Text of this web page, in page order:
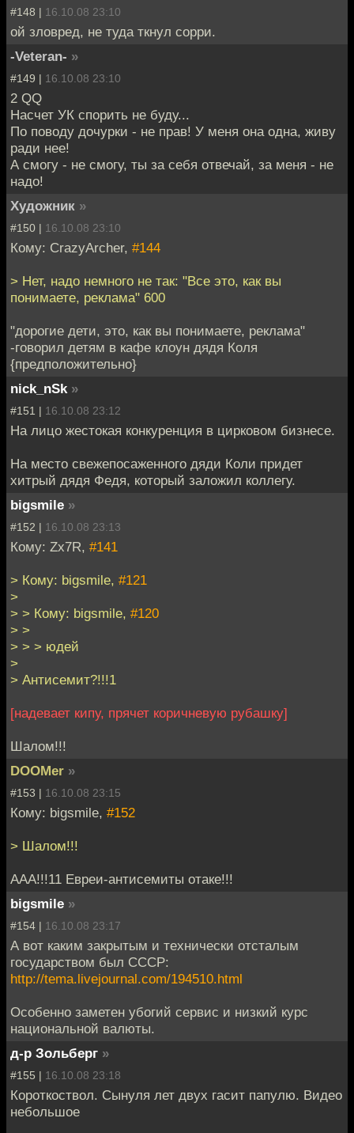
#148 | 16.10.08 23:10
ой зловред, не туда ткнул сорри.
-Veteran- »
#149 | 16.10.08 23:10
2 QQ
Насчет УК спорить не буду...
По поводу дочурки - не прав! У меня она одна, живу
ради нее!
А смогу - не смогу, ты за себя отвечай, за меня - не
надо!
Художник »
#150 | 16.10.08 23:10
Кому: CrazyArcher, #144
> Нет, надо немного не так: "Все это, как вы
понимаете, реклама" 600
"дорогие дети, это, как вы понимаете, реклама"
-говорил детям в кафе клоун дядя Коля
{предположительно}
nick_nSk »
#151 | 16.10.08 23:12
На лицо жестокая конкуренция в цирковом бизнесе.
На место свежепосаженного дяди Коли придет
хитрый дядя Федя, который заложил коллегу.
bigsmile »
#152 | 16.10.08 23:13
Кому: Zx7R, #141
> Кому: bigsmile, #121
>
> > Кому: bigsmile, #120
> >
> > > юдей
>
> Антисемит?!!!1
[надевает кипу, прячет коричневую рубашку]
Шалом!!!
DOOMer »
#153 | 16.10.08 23:15
Кому: bigsmile, #152
> Шалом!!!
ААА!!!11 Евреи-антисемиты отаке!!!
bigsmile »
#154 | 16.10.08 23:17
А вот каким закрытым и технически отсталым
государством был СССР:
http://tema.livejournal.com/194510.html
Особенно заметен убогий сервис и низкий курс
национальной валюты.
д-р Зольберг »
#155 | 16.10.08 23:18
Короткоствол. Сынуля лет двух гасит папулю. Видео
небольшое